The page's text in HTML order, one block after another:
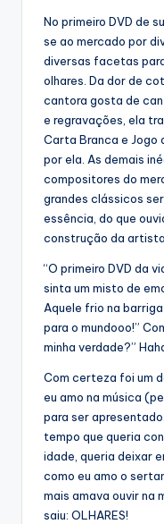
No primeiro DVD de
se ao mercado por
diversas facetas
olhares. Da dor de
cantora gosta de
e regravações, ela
Carta Branca e Jogo
por ela. As demais
compositores do
grandes clássicos
essência, do que
construção da artista
“O primeiro DVD da
sinta um misto de
Aquele frio na
para o mundooo!”
minha verdade?”
Com certeza foi um
eu amo na música
para ser
tempo que queria
idade, queria deixar
como eu amo o
mais amava ouvir na
saiu: OLHARES!